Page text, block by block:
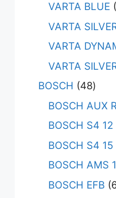
VARTA BLUE
VARTA
VARTA
VARTA
BOSCH
48
BOSCH AUX
BOSCH S4 12
BOSCH S4 15
BOSCH AMS
BOSCH EFB